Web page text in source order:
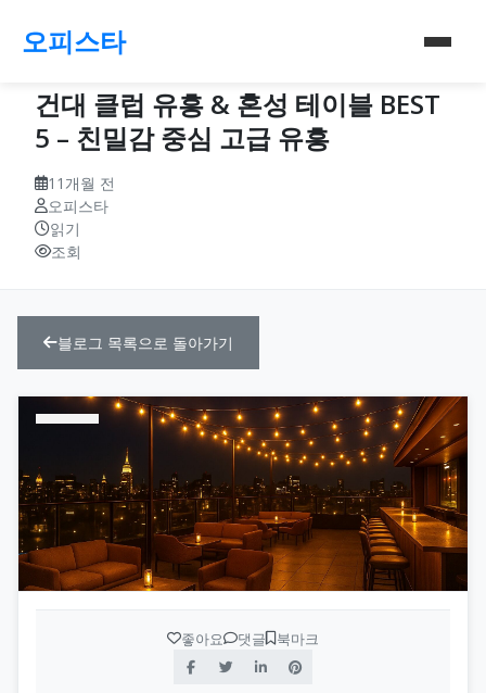
오피스타
건대 클럽 유흥 & 혼성 테이블 BEST
5 – 친밀감 중심 고급 유흥
11개월 전
오피스타
읽기
조회
블로그 목록으로 돌아가기
좋아요 댓글 북마크